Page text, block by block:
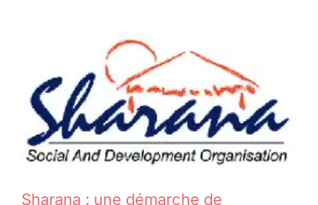
Sharana : une démarche de